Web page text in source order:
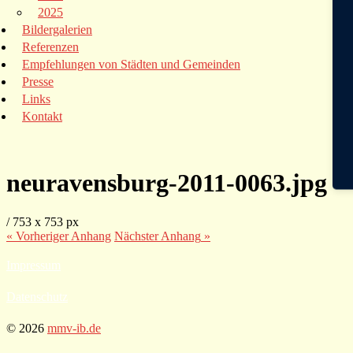
2025
Bildergalerien
Referenzen
Empfehlungen von Städten und Gemeinden
Presse
Links
Kontakt
neuravensburg-2011-0063.jpg
/ 753 x 753 px
« VorherigerAnhang NächsterAnhang »
Impressum
Datenschutz
© 2026 mmv-ib.de